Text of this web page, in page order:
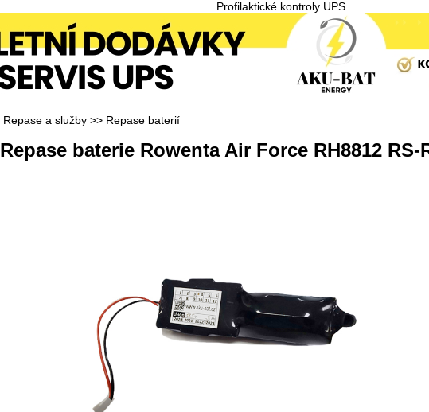
Profilaktické kontroly UPS
Repase a služby>> Repase baterií
Repase baterie Rowenta Air Force RH8812 RS-